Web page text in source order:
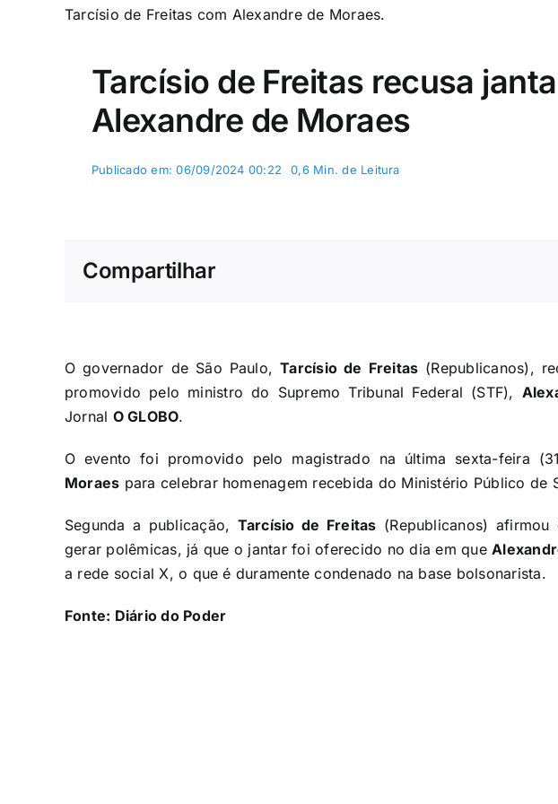
Tarcísio de Freitas com Alexandre de Moraes.
Tarcísio de Freitas recusa
Alexandre de Moraes
Publicado em: 06/09/2024 00:22 0,6 Min. de Leitura
Compartilhar
O governador de São Paulo,Tarcísio de Freitas (Republicanos),
promovido pelo ministro do Supremo Tribunal Federal (STF),
Jornal O GLOBO.
O evento foi promovido pelo magistrado na última sexta-feira
Moraes para celebrar homenagem recebida do Ministério Público de
Segunda a publicação, Tarcísio de Freitas (Republicanos)
gerar polêmicas, já que o jantar foi oferecido no dia em que
a rede social X, o que é duramente condenado na base bolsonarista.
Fonte: Diário do Poder